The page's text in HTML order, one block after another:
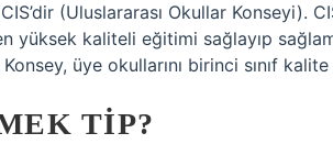
(Uluslararası Okullar Konseyi).
yüksek kaliteli eğitimi sağlayıp
üye okullarını birinci sınıf
TIP?